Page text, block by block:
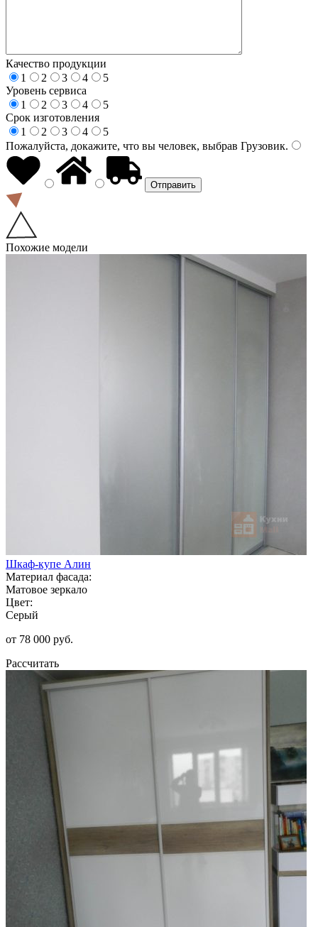
Качество продукции
1
2 3 4
5
Уровень сервиса
1
2 3 4
5
Срок изготовления
1
2 3 4
5
Пожалуйста, докажите, что вы человек, выбрав Грузовик.
Похожие модели
Шкаф-купе Алин
Материал фасада:
Матовое зеркало
Цвет:
Серый
от 78 000 руб.
Рассчитать